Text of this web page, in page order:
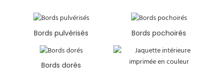
Bords pulvérisés Bords pochoirés
Bords dorés